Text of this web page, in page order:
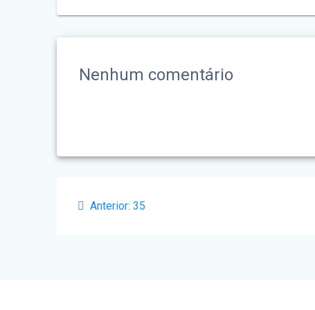
Nenhum comentário
Navegação
Anterior: Post
35